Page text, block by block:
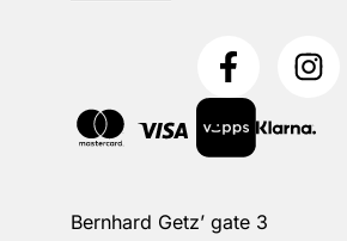
Bernhard Getz’ gate 3